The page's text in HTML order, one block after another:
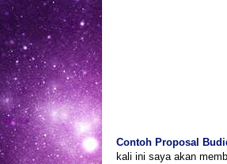
Contoh Proposal
kali ini saya akan